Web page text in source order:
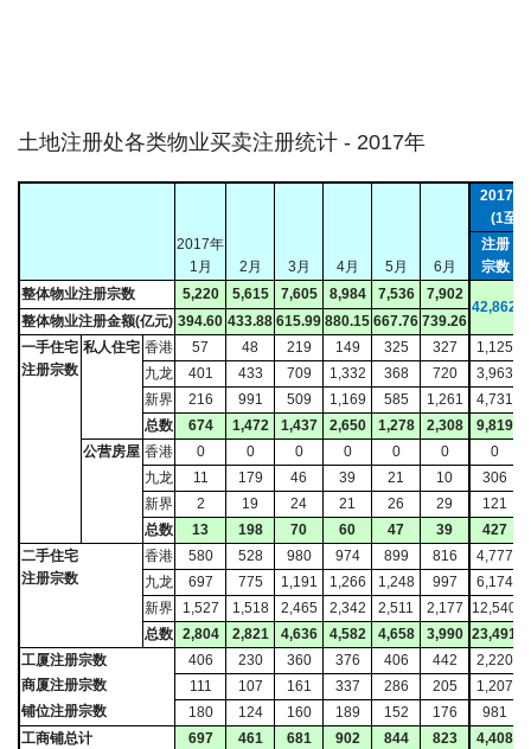
土地注册处各类物业买卖注册统计 - 2017年
2017年
1月
2月 3月 4月 5月 6月
2017年
(1至6
注册
宗数
整体物业注册宗数 5,220 5,615 7,605 8,984 7,536 7,902
42,862
整体物业注册金额(亿元) 394.60 433.88 615.99 880.15 667.76 739.26
一手住宅
注册宗数
私人住宅 香港 57 48 219 149 325 327 1,125
九龙
401 433 709 1,332 368 720 3,963
新界
216 991 509 1,169 585 1,261 4,731
总数
674 1,472 1,437 2,650 1,278 2,308 9,819
公营房屋 香港 0 0 0 0 0 0
0
九龙
11 179 46 39 21 10
306
新界
2 19 24 21 26 29
121
总数
13 198 70 60 47 39
427
二手住宅
注册宗数
香港 580 528 980 974 899 816 4,777
九龙
697 775 1,191 1,266 1,248 997 6,174
新界
1,527 1,518 2,465 2,342 2,511 2,177 12,540
总数 2,804 2,821 4,636 4,582 4,658 3,990 23,491
工厦注册宗数
406 230 360 376 406 442 2,220
商厦注册宗数
111 107 161 337 286 205 1,207
铺位注册宗数
180 124 160 189 152 176 981
工商铺总计
697 461 681 902 844 823 4,408